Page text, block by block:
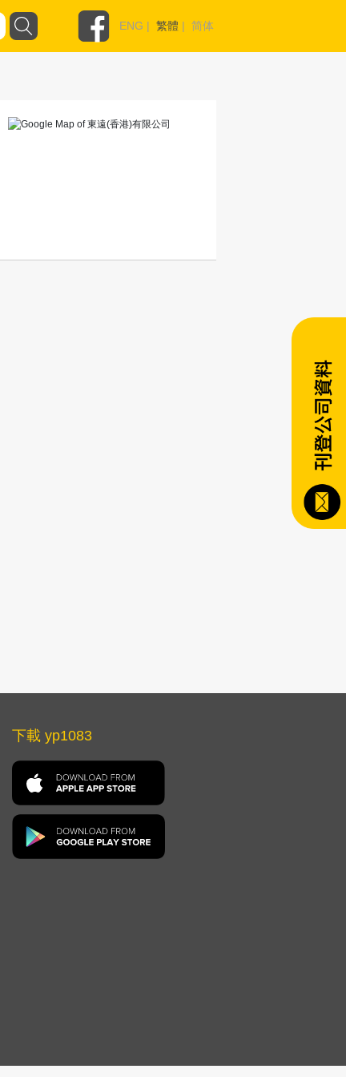
ENG | 繁體 | 简体
下載 yp1083